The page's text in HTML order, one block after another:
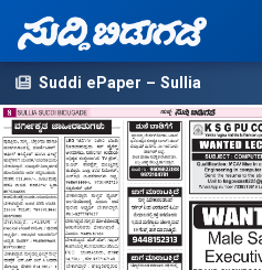
Suddi ePaper – Sullia